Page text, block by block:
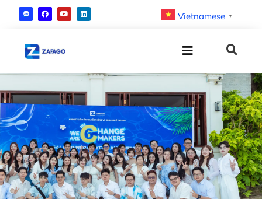
Vietnamese ▼